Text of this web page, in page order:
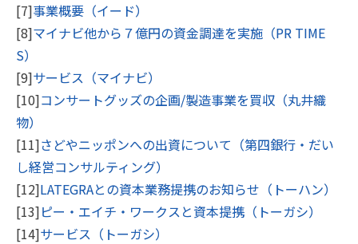
[7]事業概要（イード）
[8]マイナビ他から７億円の資金調達を実施（PR TIME
S）
[9]サービス（マイナビ）
[10]コンサートグッズの企画/製造事業を買収（丸井織
物）
[11]さどやニッポンへの出資について（第四銀行・だい
し経営コンサルティング）
[12]LATEGRAとの資本業務提携のお知らせ（トーハン）
[13]ピー・エイチ・ワークスと資本提携（トーガシ）
[14]サービス（トーガシ）